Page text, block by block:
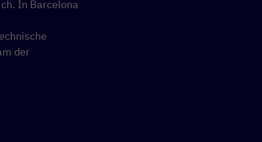
In Barcelona
der